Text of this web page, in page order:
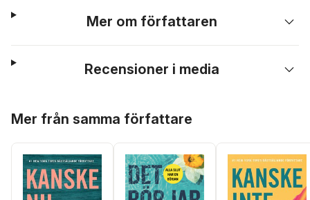
Mer om författaren
Recensioner i media
Mer från samma författare